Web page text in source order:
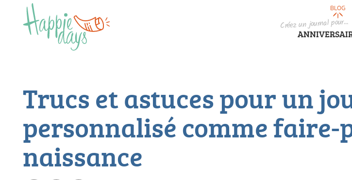
Créez un journal pour...
BLOG
Trucs et astuces pour un
personnalisé comme faire-
naissance